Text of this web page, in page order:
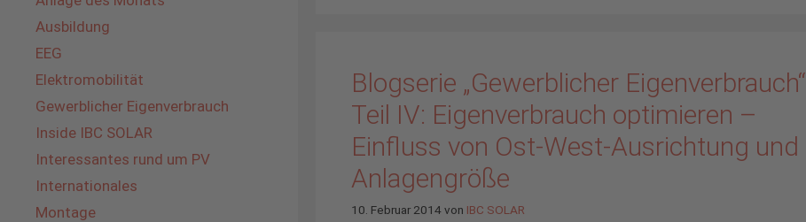
Blogserie „Gewerblicher Eigenverbrauch“
Teil IV: Eigenverbrauch optimieren –
Einfluss von Ost-West-Ausrichtung und
Anlagengröße
10. Februar 2014von IBC SOLAR
Ausbildung
EEG
Elektromobilität
Gewerblicher Eigenverbrauch
Inside IBC SOLAR
Interessantes rund um PV
Internationales
Montage